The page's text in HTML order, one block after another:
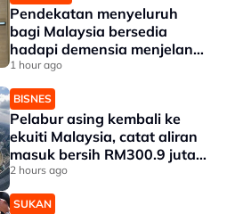
Pendekatan menyeluruh
bagi Malaysia bersedia
hadapi demensia menjelang
2030 - Hanifah
1 hour ago
BISNES
Pelabur asing kembali ke
ekuiti Malaysia, catat aliran
masuk bersih RM300.9 juta
pada Julai
2 hours ago
SUKAN